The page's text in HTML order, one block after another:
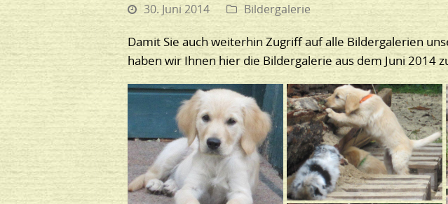
30. Juni 2014 Bildergalerie
Damit Sie auch weiterhin Zugriff auf alle Bildergalerien
haben wir Ihnen hier die Bildergalerie aus dem Juni 2014